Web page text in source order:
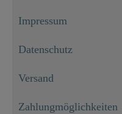
Impressum
Datenschutz
Versand
Zahlungmöglichkeiten